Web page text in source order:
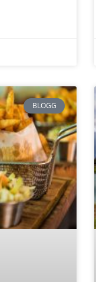
BLOGG